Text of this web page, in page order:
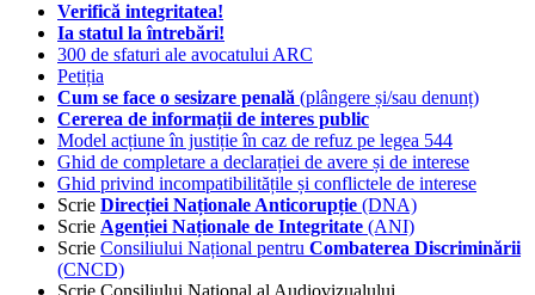
Verifică integritatea!
Ia statul la întrebări!
300 de sfaturi ale avocatului ARC
Petiția
Cum se face o sesizare penală (plângere și/sau denunț)
Cererea de informații de interes public
Model acțiune în justiție în caz de refuz pe legea 544
Ghid de completare a declarației de avere și de interese
Ghid privind incompatibilitățile și conflictele de interese
Scrie Direcției Naționale Anticorupție (DNA)
Scrie Agenției Naționale de Integritate (ANI)
Scrie Consiliului Național pentru Combaterea Discriminării
(CNCD)
Scrie Consiliului Național al Audiovizualului